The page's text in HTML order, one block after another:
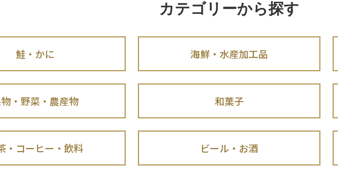
カテゴリーから探す
鮭・かに 海鮮・水産加工品
・野菜・農産物 和菓子
・コーヒー・飲料 ビール・お酒